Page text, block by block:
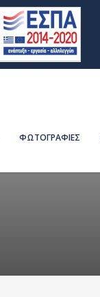
ΦΩΤΟΓΡΑΦΙΕΣ